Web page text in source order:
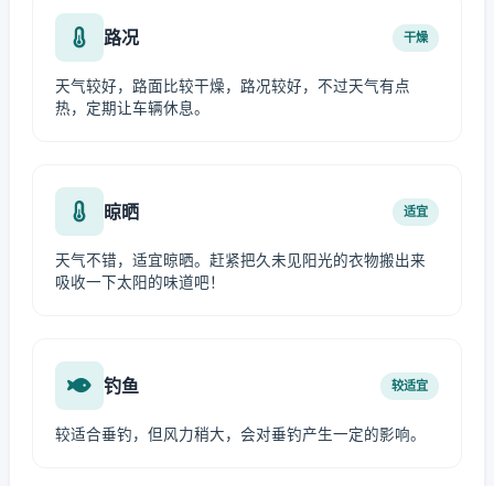
路况 干燥
天气较好，路面比较干燥，路况较好，不过天气有点
热，定期让车辆休息。
晾晒 适宜
天气不错，适宜晾晒。赶紧把久未见阳光的衣物搬出来
吸收一下太阳的味道吧！
钓鱼 较适宜
较适合垂钓，但风力稍大，会对垂钓产生一定的影响。